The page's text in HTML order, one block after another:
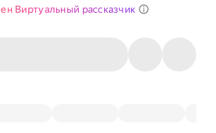
Виртуальный рассказчик